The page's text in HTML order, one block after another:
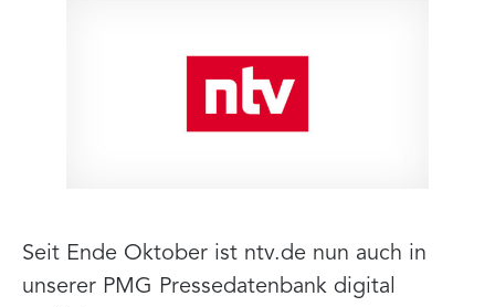
Seit Ende Oktober ist ntv.de nun auch in
unserer PMG Pressedatenbank digital